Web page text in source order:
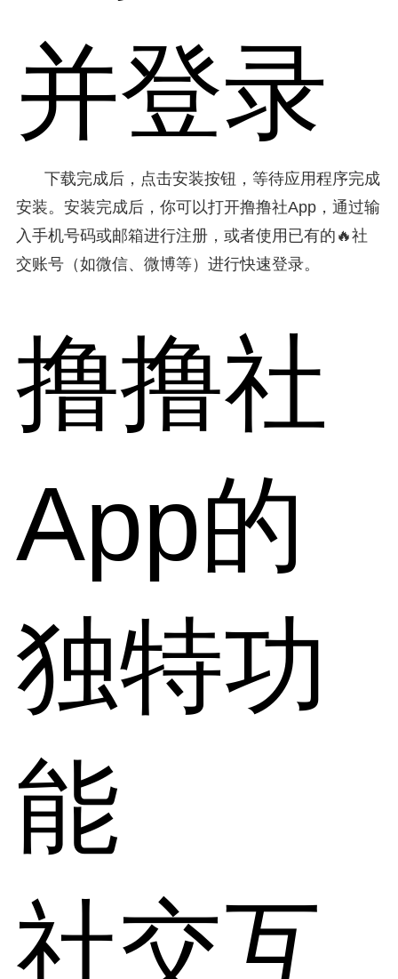
并登录
下载完成后，点击安装按钮，等待应用程序完成
安装。安装完成后，你可以打开撸撸社App，通过输
入手机号码或邮箱进行注册，或者使用已有的🔥社
交账号（如微信、微博等）进行快速登录。
撸撸社
App的
独特功
能
社交互